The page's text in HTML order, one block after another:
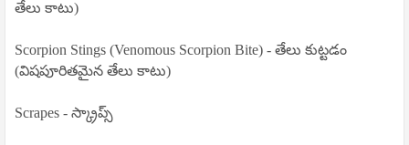
తేలు కాటు)
Scorpion Stings (Venomous Scorpion Bite) - తేలు కుట్టడం
(విషపూరితమైన తేలు కాటు)
Scrapes - స్క్రాప్స్